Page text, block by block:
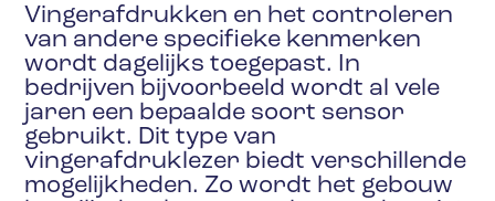
Vingerafdrukken en het controleren
van andere specifieke kenmerken
wordt dagelijks toegepast. In
bedrijven bijvoorbeeld wordt al vele
jaren een bepaalde soort sensor
gebruikt. Dit type van
vingerafdruklezer biedt verschillende
mogelijkheden. Zo wordt het gebouw